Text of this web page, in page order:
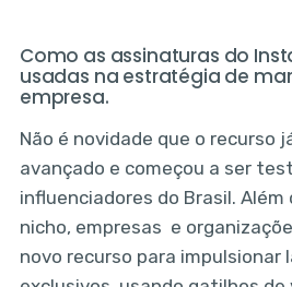
Como as assinaturas do
usadas na estratégia de
empresa.
Não é novidade que o recurso
avançado e começou a ser
influenciadores do Brasil.
nicho, empresas e
novo recurso para impulsionar